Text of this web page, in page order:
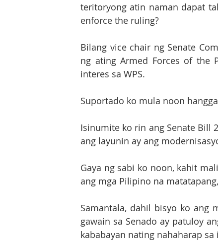
teritoryong atin naman dapat
enforce the ruling?
Bilang vice chair ng Senate
ng ating Armed Forces of the
interes sa WPS.
Suportado ko mula noon
Isinumite ko rin ang Senate Bill
ang layunin ay ang
Gaya ng sabi ko noon, kahit
ang mga Pilipino na
Samantala, dahil bisyo ko ang
gawain sa Senado ay patuloy
kababayan nating nahaharap sa